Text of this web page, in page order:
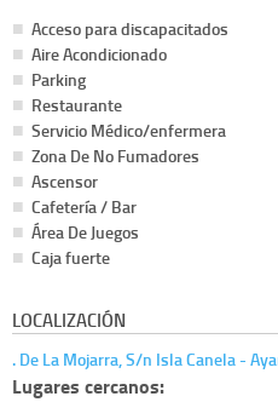
Acceso para discapacitados
Aire Acondicionado
Parking
Restaurante
Servicio Médico/enfermera
Zona De No Fumadores
Ascensor
Cafetería / Bar
Área De Juegos
Caja fuerte
LOCALIZACIÓN
. De La Mojarra, S/n Isla Canela -
Lugares cercanos: